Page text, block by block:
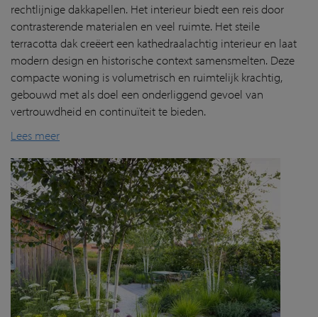
rechtlijnige dakkapellen. Het interieur biedt een reis door
contrasterende materialen en veel ruimte. Het steile
terracotta dak creëert een kathedraalachtig interieur en laat
modern design en historische context samensmelten. Deze
compacte woning is volumetrisch en ruimtelijk krachtig,
gebouwd met als doel een onderliggend gevoel van
vertrouwdheid en continuïteit te bieden.
Lees meer